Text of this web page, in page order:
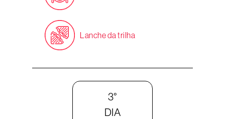
Lanche da trilha
3°
DIA